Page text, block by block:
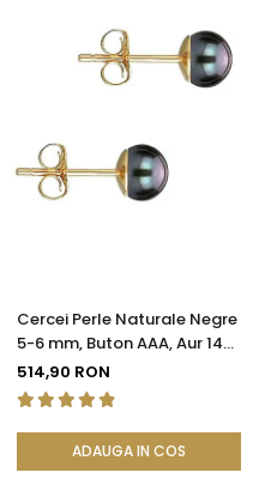
Cercei Perle Naturale Negre
5-6 mm, Buton AAA, Aur 14K
(aur 585), Tip Șurub |
KASKADDA®
514,90 RON
ADAUGA IN COS